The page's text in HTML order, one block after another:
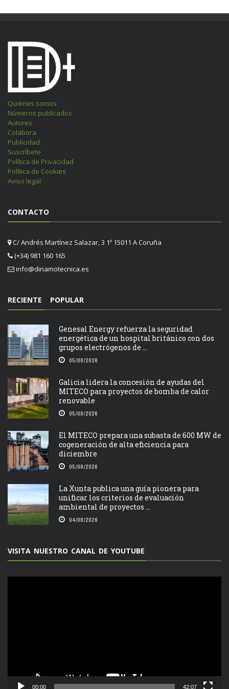
Quiénes somos
Números publicados
Autores
Colabora
Publicidad
Suscríbete
Política de Privacidad
Política de Cookies
Aviso legal
CONTACTO
C/ Andrés Martínez Salazar, 3 1º 15011 A Coruña
(+34) 981 160 165
info@dinamotecnica.es
RECIENTE POPULAR
Genesal Energy refuerza la seguridad
energética de un hospital británico con dos
grupos electrógenos de ...
05/08/2026
Galicia lidera la concesión de ayudas del
MITECO para proyectos de bomba de calor
renovable
05/08/2026
El MITECO prepara una subasta de 600 MW de
cogeneración de alta eficiencia para
diciembre
05/08/2026
La Xunta publica una guía pionera para
unificar los criterios de evaluación
ambiental de proyectos ...
04/08/2026
VISITA NUESTRO CANAL DE YOUTUBE
00:00 42:07